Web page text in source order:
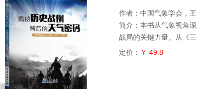
作者：中国气象学会，
简介：本书从气象视角
战局的关键力量。从《
尔克大撤退期间恶劣天
定价： ￥ 49.8